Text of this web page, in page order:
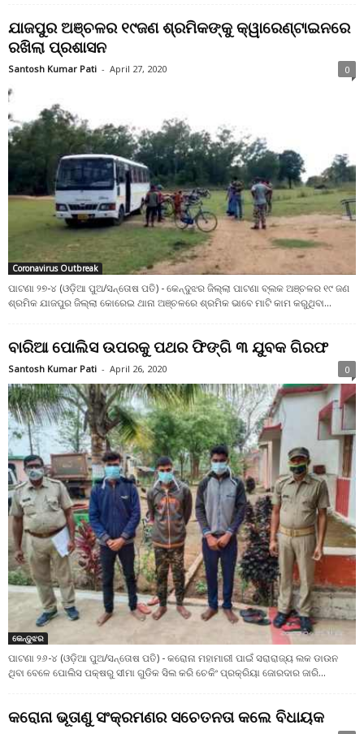
ଯାଜପୁର ଅଞ୍ଚଳର ୧୯ଜଣ ଶ୍ରମିକଙ୍କୁ କ୍ୱାରେଣ୍ଟାଇନରେ
ରଖିଲା ପ୍ରଶାସନ
Santosh Kumar Pati - April 27, 2020 0
Coronavirus Outbreak
ପାଟଣା ୨୭-୪ (ଓଡ଼ିଆ ପୁଅ/ସନ୍ତୋଷ ପତି) - କେନ୍ଦୁଝର ଜିଲ୍ଲା ପାଟଣା ବ୍ଲକ ଅଞ୍ଚଳର ୧୯ ଜଣ
ଶ୍ରମିକ ଯାଜପୁର ଜିଲ୍ଲା କୋରେଇ ଥାନା ଅଞ୍ଚଳରେ ଶ୍ରମିକ ଭାବେ ମାଟି କାମ କରୁଥିବା...
ବାରିଆ ପୋଲିସ ଉପରକୁ ପଥର ଫିଙ୍ଗି ୩ ଯୁବକ ଗିରଫ
Santosh Kumar Pati - April 26, 2020 0
କେନ୍ଦୁଝର
ପାଟଣା ୨୬-୪ (ଓଡ଼ିଆ ପୁଅ/ସନ୍ତୋଷ ପତି) - କରୋନା ମହାମାରୀ ପାଇଁ ସରାରାଜ୍ୟ ଲକ ଡାଉନ
ଥିବା ବେଳେ ପୋଲିସ ପକ୍ଷରୁ ସୀମା ଗୁଡିକ ସିଲ କରି ଚେକିଂ ପ୍ରକ୍ରିୟା ଜୋରଦାର ଜାରି...
କରୋନା ଭୂତାଣୁ ସଂକ୍ରମଣର ସଚେତନତା କଲେ ବିଧାୟକ